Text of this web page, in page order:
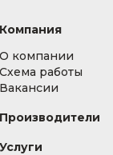
Компания
О компании
Схема работы
Вакансии
Производители
Услуги